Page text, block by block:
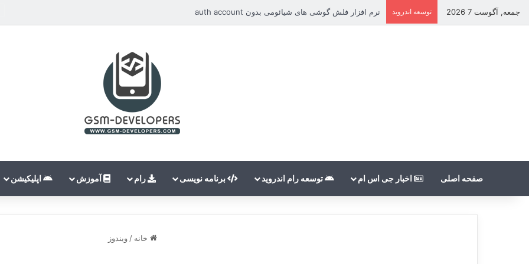
جمعه, آگوست 7 2026 توسعه اندروید نرم افزار فلش گوشی های شیائومی بدون auth account
صفحه اصلی اخبار جی اس ام توسعه رام اندروید برنامه نویسی رام آموزش اپلیکیشن
خانه / ویندوز